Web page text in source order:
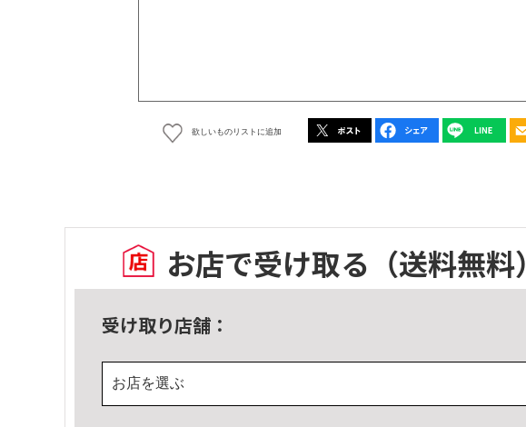
欲しいものリストに追加
お店で受け取る （送料無料）
受け取り店舗：
お店を選ぶ